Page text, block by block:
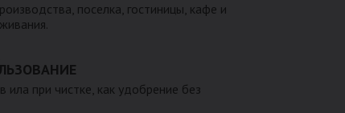
поселка, гостиницы, кафе и
ила при чистке, как удобрение без